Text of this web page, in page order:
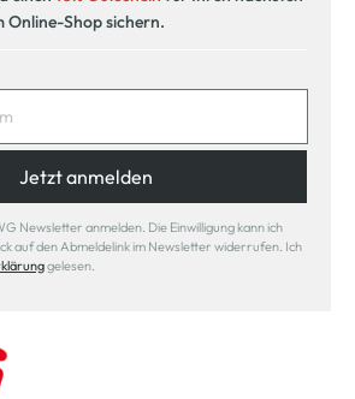
Online-Shop sichern.
Jetzt anmelden
Newsletter anmelden. Die Einwilligung kann ich
auf den Abmeldelink im Newsletter widerrufen. Ich
gelesen.